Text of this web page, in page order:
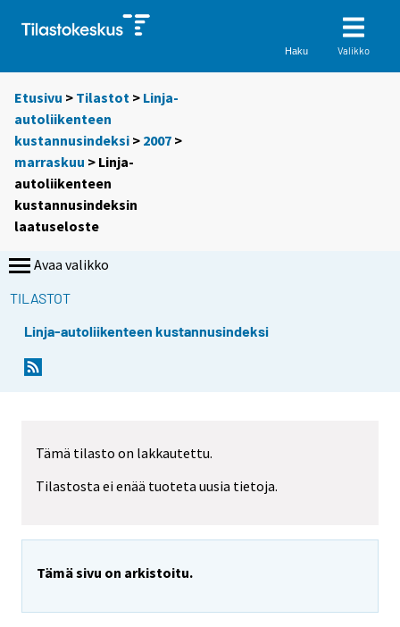
Haku Valikko
Etusivu > Tilastot > Linja-
autoliikenteen
kustannusindeksi > 2007 >
marraskuu > Linja-
autoliikenteen
kustannusindeksin
laatuseloste
Avaa valikko
TILASTOT
Linja-autoliikenteen kustannusindeksi
Tämä tilasto on lakkautettu.
Tilastosta ei enää tuoteta uusia tietoja.
Tämä sivu on arkistoitu.